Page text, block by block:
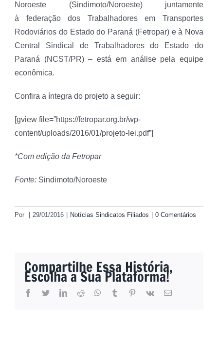
Noroeste (Sindimoto/Noroeste) juntamente
à federação dos Trabalhadores em Transportes
Rodoviários do Estado do Paraná (Fetropar) e à Nova
Central Sindical de Trabalhadores do Estado do
Paraná (NCST/PR) – está em análise pela equipe
econômica.
Confira a íntegra do projeto a seguir:
[gview file=”https://fetropar.org.br/wp-
content/uploads/2016/01/projeto-lei.pdf”]
*Com edição da Fetropar
Fonte: Sindimoto/Noroeste
Por 29/01/2016 Notícias Sindicatos Filiados 0 Comentários
Compartilhe Essa História,
Escolha a Sua Plataforma!
facebook
twitterlinkedinreddit whatsapptumblr pinterest
vk
E-